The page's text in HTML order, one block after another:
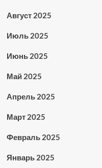
Август 2025
Июль 2025
Июнь 2025
Май 2025
Апрель 2025
Март 2025
Февраль 2025
Январь 2025